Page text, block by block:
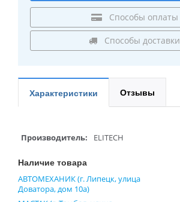
Способы оплаты
Способы доставки
Характеристики Отзывы
Производитель: ELITECH
Наличие товара
АВТОМЕХАНИК (г. Липецк, улица
Доватора, дом 10а)